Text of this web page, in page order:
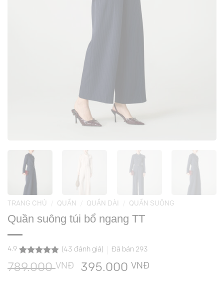
TRANG CHỦ QUẦN QUẦN DÀI QUẦN SUÔNG
Quần suông túi bổ ngang TT
4.9
4.9
trên 5
dựa trên
43
(43 đánh giá) Đã bán 293
789.000VNĐ
Giá
395.000 VNĐ